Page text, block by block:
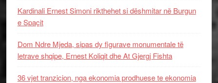
Kardinali Ernest Simoni rikthehet si dëshmitar në Burgun
e Spaçit
Dom Ndre Mjeda, sipas dy figurave monumentale të
letrave shqipe, Ernest Koliqit dhe At Gjergj Fishta
36 vjet tranzicion, nga ekonomia prodhuese te ekonomia